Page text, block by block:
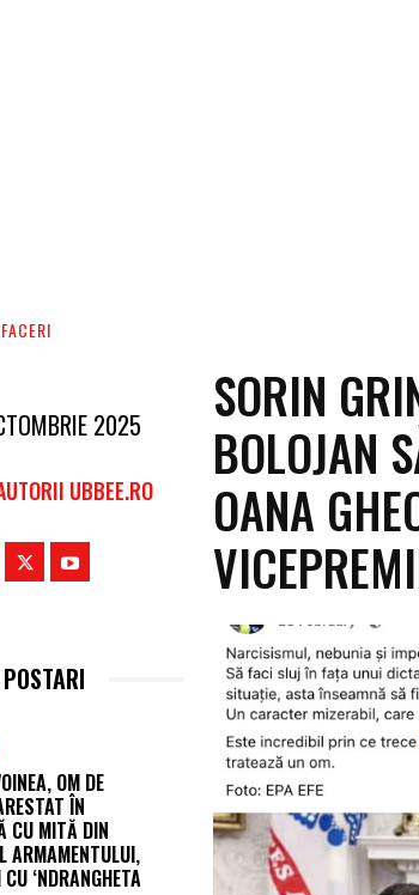
2025
UBBEE.RO
OM DE
ÎN
CU MITĂ DIN
ARMAMENTULUI,
‘NDRANGHETA
SORIN
BOLOJAN
OANA